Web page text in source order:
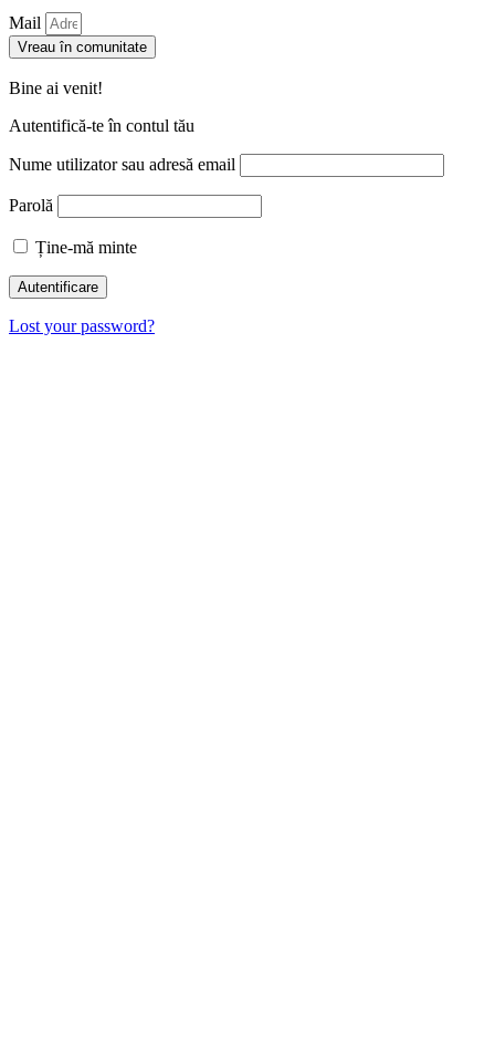
Mail
Vreau în comunitate
Bine ai venit!
Autentifică-te în contul tău
Nume utilizator sau adresă email
Parolă
Ține-mă minte
Lost your password?